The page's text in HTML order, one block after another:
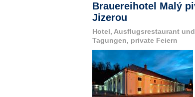
Brauereihotel Malý
Jizerou
Hotel, Ausflugsrestaurant
Tagungen, private Feiern